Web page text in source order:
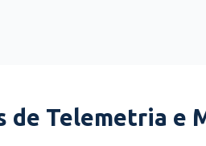
de Telemetria e